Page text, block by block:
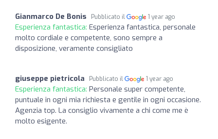
Gianmarco De Bonis Pubblicato il 1 year ago
Esperienza fantastica: Esperienza fantastica, personale
molto cordiale e competente, sono sempre a
disposizione, veramente consigliato
giuseppe pietricola Pubblicato il 1 year ago
Esperienza fantastica: Personale super competente,
puntuale in ogni mia richiesta e gentile in ogni occasione.
Agenzia top. La consiglio vivamente a chi come me è
molto esigente.